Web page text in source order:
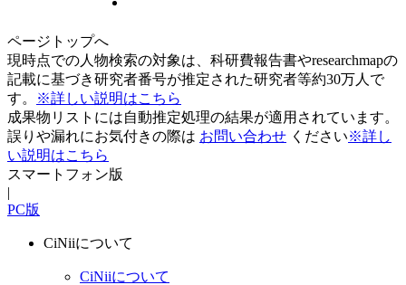
ページトップへ
現時点での人物検索の対象は、科研費報告書やresearchmapの
記載に基づき研究者番号が推定された研究者等約30万人で
す。
※詳しい説明はこちら
成果物リストには自動推定処理の結果が適用されています。
誤りや漏れにお気付きの際は お問い合わせ ください※詳し
い説明はこちら
スマートフォン版
|
PC版
CiNiiについて
CiNiiについて